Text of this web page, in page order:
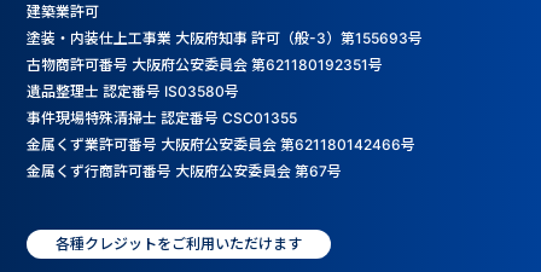
建築業許可
塗装・内装仕上工事業 大阪府知事 許可（般-3）第155693号
古物商許可番号 大阪府公安委員会 第621180192351号
遺品整理士 認定番号 IS03580号
事件現場特殊清掃士 認定番号 CSC01355
金属くず業許可番号 大阪府公安委員会 第621180142466号
金属くず行商許可番号 大阪府公安委員会 第67号
各種クレジットをご利用いただけます